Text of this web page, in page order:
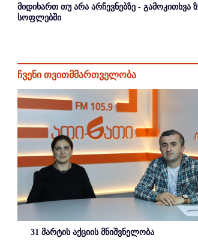
მიდიხართ თუ არა არჩევნებზე - გამოკითხვა
სოფლებში
ჩვენი თვითმმართველობა
31 მარტის აქციის მნიშვნელობა